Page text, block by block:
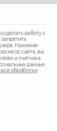
до 22.00
при
работу с
Нажимая
сайта, вы
и счетчика
данных.
обработки